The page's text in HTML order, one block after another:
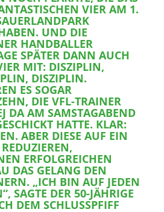
VIER AM 1.
UND DIE
HANDBALLER
SPÄTER DANN AUCH
MIT: DISZIPLIN,
DISZIPLIN.
ES SOGAR
DIE VFL-TRAINER
DA AM SAMSTAGABEND
HATTE. KLAR:
ABER DIESE AUF EIN
E
ERFOLGREICHEN A
GELANG DEN M
„ICH BIN AUF JEDEN F
DER 50-JÄHRIGE C
DEM SCHLUSSPFIFF N